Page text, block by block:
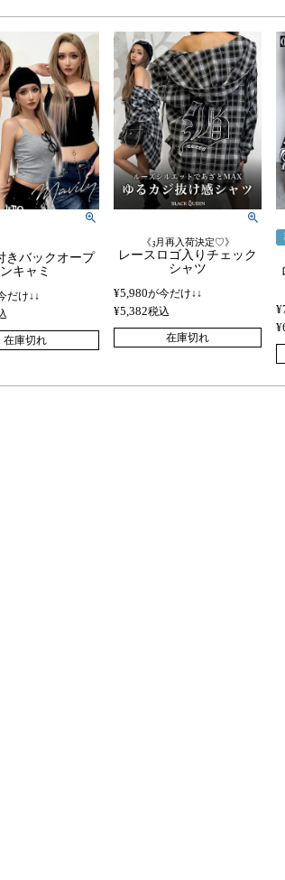
きバックオープ
ンキャミ
だけ↓↓
在庫切れ
《3月再入荷決定♡》
レースロゴ入りチェック
シャツ
¥5,980が今だけ↓↓
¥5,382税込
在庫切れ
¥
¥